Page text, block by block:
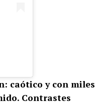
caótico y con miles
Contrastes